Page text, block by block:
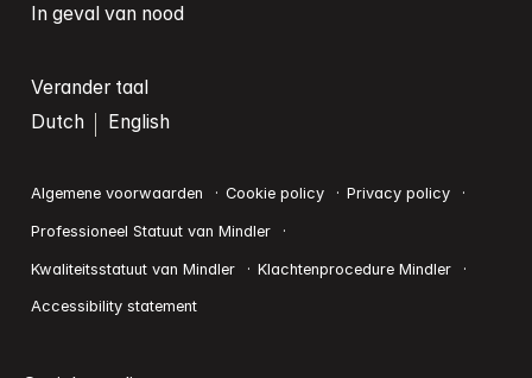
In geval van nood
Verander taal
Dutch
English
Algemene voorwaarden Cookie policy Privacy policy
Professioneel Statuut van Mindler
Kwaliteitsstatuut van Mindler Klachtenprocedure Mindler
Accessibility statement